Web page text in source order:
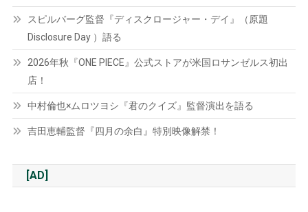
スピルバーグ監督『ディスクロージャー・デイ』（原題
Disclosure Day ）語る
2026年秋『ONE PIECE』公式ストアが米国ロサンゼルス初出
店！
中村倫也×ムロツヨシ『君のクイズ』監督演出を語る
吉田恵輔監督『四月の余白』特別映像解禁！
[AD]